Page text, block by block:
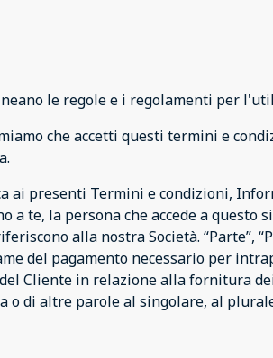
le regole e i regolamenti per
che accetti questi termini e
ai presenti Termini e condizioni,
a te, la persona che accede a
alla nostra Società. “Parte”,
del pagamento necessario per
Cliente in relazione alla fornitura
o di altre parole al singolare, al